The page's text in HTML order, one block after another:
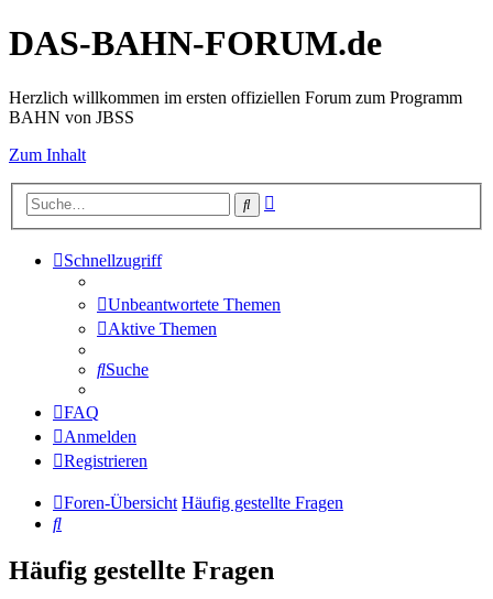
DAS-BAHN-FORUM.de
Herzlich willkommen im ersten offiziellen Forum zum Programm
BAHN von JBSS
Zum Inhalt
Suche
Schnellzugriff
Unbeantwortete Themen
Aktive Themen
Suche
FAQ
Anmelden
Registrieren
Foren-Übersicht Häufig gestellte Fragen
Suche
Häufig gestellte Fragen